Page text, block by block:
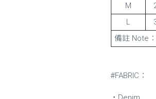
M
L
備註 Note
#FABRIC：